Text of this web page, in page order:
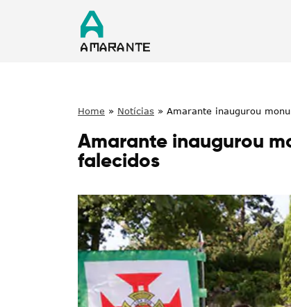
Home » Notícias » Amarante inaugurou
Amarante inaugurou
falecidos